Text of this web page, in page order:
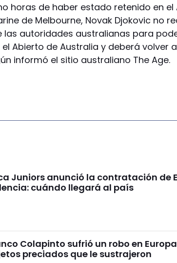
horas de haber estado retenido en el
de Melbourne, Novak Djokovic no
las autoridades australianas para
Abierto de Australia y deberá volver
informó el sitio australiano The Age.
Juniors anunció la contratación de
cuándo llegará al país
Colapinto sufrió un robo en
preciados que le sustrajeron